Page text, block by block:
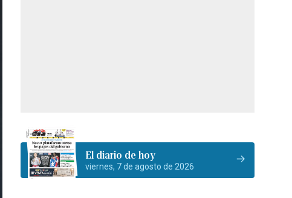
El diario de hoy
viernes, 7 de agosto de 2026